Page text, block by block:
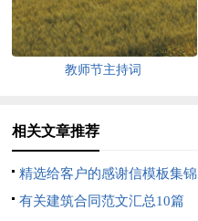
教师节主持词
相关文章推荐
精选给客户的感谢信模板集锦
六篇
有关建筑合同范文汇总10篇